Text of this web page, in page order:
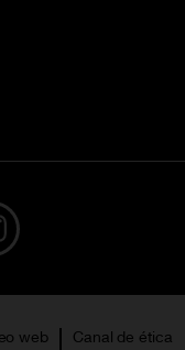
web Canal de ética